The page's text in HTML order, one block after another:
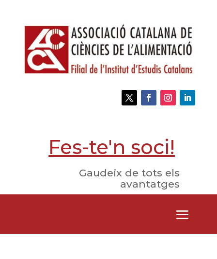
Fes-te'n soci!
Gaudeix de tots els
avantatges